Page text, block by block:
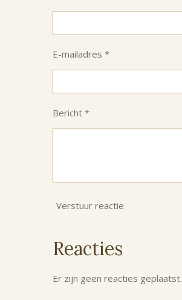
E-mailadres *
Bericht *
Verstuur reactie
Reacties
Er zijn geen reacties geplaatst.